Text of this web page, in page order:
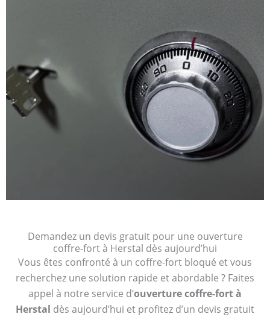
Demandez un devis gratuit pour une ouverture
coffre-fort à Herstal dès aujourd’hui
Vous êtes confronté à un coffre-fort bloqué et vous
recherchez une solution rapide et abordable ? Faites
appel à notre service d’ouverture coffre-fort à
Herstal dès aujourd’hui et profitez d’un devis gratuit